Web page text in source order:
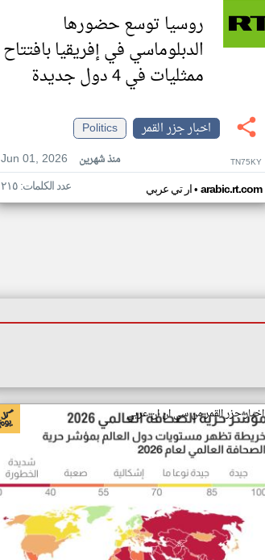
روسيا توسع حضورها
الدبلوماسي في إفريقيا بافتتاح
ممثليات في 4 دول جديدة
اخبار جزر القمر
Politics
Jun 01, 2026
منذ شهرين TN75KY
ار تي عربي• arabic.rt.com عدد الكلمات: ٢١٥
اخبار جزر القمر من سي ان ان عربي